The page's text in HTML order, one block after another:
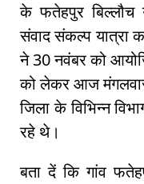
के फतेहपुर बिल्लौच
संवाद संकल्प यात्रा
ने 30 नवंबर को
को लेकर आज
जिला के विभिन्न
रहे थे।
बता दें कि गांव